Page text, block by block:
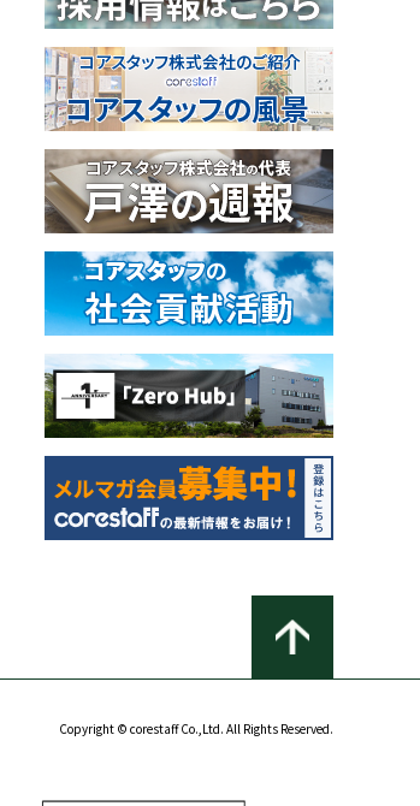
Copyright © corestaff Co.,Ltd. All Rights Reserved.